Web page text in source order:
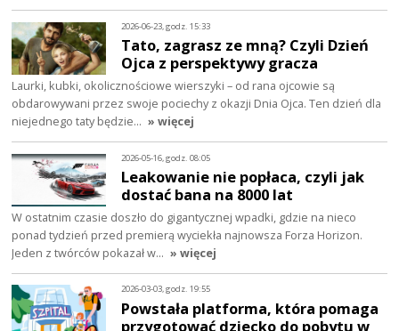
2026-06-23, godz. 15:33
Tato, zagrasz ze mną? Czyli Dzień
Ojca z perspektywy gracza
Laurki, kubki, okolicznościowe wierszyki – od rana ojcowie są
obdarowywani przez swoje pociechy z okazji Dnia Ojca. Ten dzień dla
niejednego taty będzie… » więcej
2026-05-16, godz. 08:05
Leakowanie nie popłaca, czyli jak
dostać bana na 8000 lat
W ostatnim czasie doszło do gigantycznej wpadki, gdzie na nieco
ponad tydzień przed premierą wyciekła najnowsza Forza Horizon.
Jeden z twórców pokazał w… » więcej
2026-03-03, godz. 19:55
Powstała platforma, która pomaga
przygotować dziecko do pobytu w